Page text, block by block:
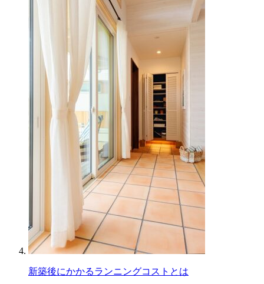
新築後にかかるランニングコストとは